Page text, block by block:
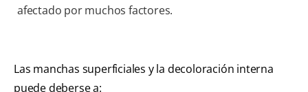
afectado por muchos factores.
Las manchas superficiales y la decoloración interna
puede deberse a: